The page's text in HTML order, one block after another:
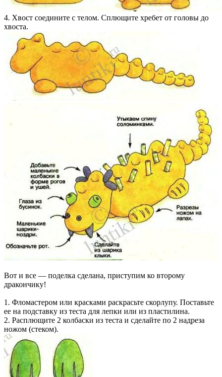
4. Хвост соедините с телом. Сплющите хребет от головы до
хвоста.
Вот и все — поделка сделана, приступим ко второму
дракончику!
1. Фломастером или красками раскрасьте скорлупу. Поставьте
ее на подставку из теста для лепки или из пластилина.
2. Расплющите 2 колбаски из теста и сделайте по 2 надреза
ножом (стеком).